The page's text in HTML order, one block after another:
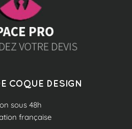
COQUE DESIGN
sous 48h
française